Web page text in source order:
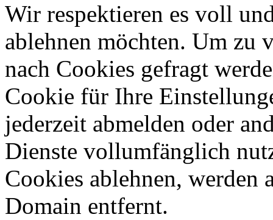
Wir respektieren es voll
ablehnen möchten. Um zu
nach Cookies gefragt
Cookie für Ihre
jederzeit abmelden oder
Dienste vollumfänglich
Cookies ablehnen, werden
Domain entfernt.